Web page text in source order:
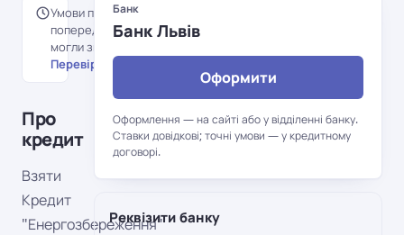
Умови перенесені з
попередньої версії порталу й
могли змінитися.
Перевірити на сайті банку →
Про
кредит
Взяти
Кредит
"Енергозбереження"
Банк
Банк Львів
Оформити
Оформлення — на сайті або у відділенні банку.
Ставки довідкові; точні умови — у кредитному
договорі.
Реквізити банку